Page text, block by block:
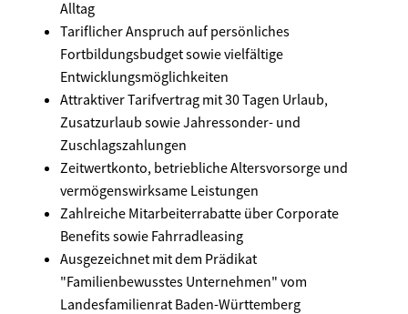
Alltag
Tariflicher Anspruch auf persönliches
Fortbildungsbudget sowie vielfältige
Entwicklungsmöglichkeiten
Attraktiver Tarifvertrag mit 30 Tagen Urlaub,
Zusatzurlaub sowie Jahressonder- und
Zuschlagszahlungen
Zeitwertkonto, betriebliche Altersvorsorge und
vermögenswirksame Leistungen
Zahlreiche Mitarbeiterrabatte über Corporate
Benefits sowie Fahrradleasing
Ausgezeichnet mit dem Prädikat
"Familienbewusstes Unternehmen" vom
Landesfamilienrat Baden-Württemberg